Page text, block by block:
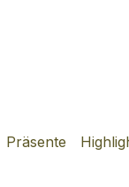
Präsente